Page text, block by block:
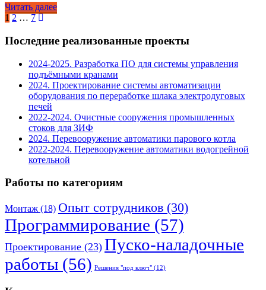
Читать далее
Пагинация
записей
1 2 … 7
Последние реализованные проекты
2024-2025. Разработка ПО для системы управления
подъёмными кранами
2024. Проектирование системы автоматизации
оборудования по переработке шлака электродуговых
печей
2022-2024. Очистные сооружения промышленных
стоков для ЗИФ
2024. Перевооружение автоматики парового котла
2022-2024. Перевооружение автоматики водогрейной
котельной
Работы по категориям
Монтаж (18) Опыт сотрудников (30)
Программирование (57)
Проектирование (23) Пуско-наладочные
работы (56) Решения "под ключ" (12)